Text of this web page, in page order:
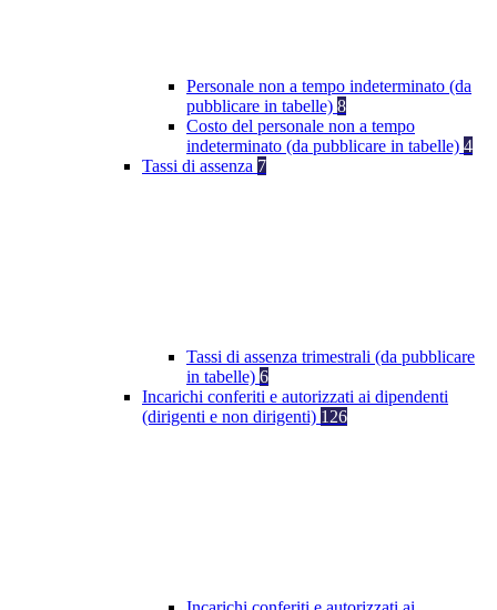
Personale non a tempo indeterminato (da
pubblicare in tabelle) 8
Costo del personale non a tempo
indeterminato (da pubblicare in tabelle) 4
Tassi di assenza 7
Tassi di assenza trimestrali (da pubblicare
in tabelle) 6
Incarichi conferiti e autorizzati ai dipendenti
(dirigenti e non dirigenti) 126